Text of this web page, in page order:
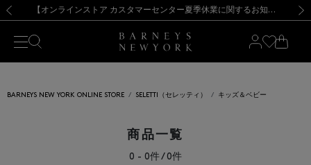
新規登録のお客様も対象！＜MY BARNEYS＞会員のお客様は11,000円（税込）以上のお買上げで常時送料無料！お買い物の際は会員登録を！
【夏季休業に伴う出荷一時停止のお知らせ】(2026.8.7) 【オンラインストア カスタマーセンター夏季休業に関するお知らせ】（2026.8.7）
【夏季休業に伴う返品・交換承り一時停止のお知らせ】（2026.8.5）
熊本県を中心とした地震の影響によるお荷物のお届けについて
【開催中】SUMMER SALEのご案内・ご注意事項 新規登録のお客様も対象！＜MY BARNEYS＞会員のお客様は11,000円（税込）以上のお買上げで常時送料無料！お買い物の際は会員登録を！
【夏季休業に伴う出荷一時停止のお知らせ】(2026.8.7)
BARNEYS NEW YORK ONLINE STORE SELETTI（セレッティ） キッズ＆ベビー
商品一覧
0 - 0件 / 0件